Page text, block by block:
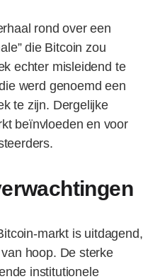
rond over een
die Bitcoin zou
echter misleidend te
werd genoemd een
te zijn. Dergelijke
beïnvloeden en voor
markt is uitdagend,
hoop. De sterke
institutionele